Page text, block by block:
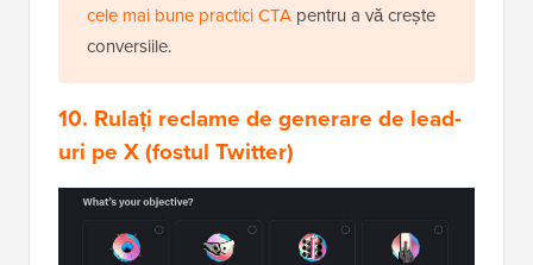
cele mai bune practici CTA pentru a vă crește
conversiile.
10. Rulați reclame de generare de lead-
uri pe X (fostul Twitter)